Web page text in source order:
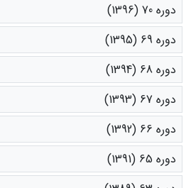
دوره 70 (1396)
دوره 69 (1395)
دوره 68 (1394)
دوره 67 (1393)
دوره 66 (1392)
دوره 65 (1391)